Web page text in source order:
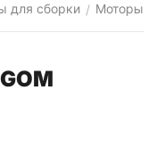
для сборки / Моторы